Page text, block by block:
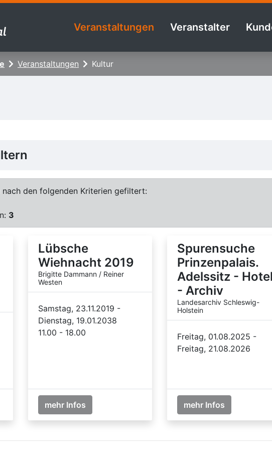
Veranstaltungen Veranstalter
Veranstaltungen Kultur
nach den folgenden Kriterien gefiltert:
3
Lübsche
Wiehnacht 2019
Brigitte Dammann / Reiner
Westen
Samstag, 23.11.2019 -
Dienstag, 19.01.2038
11.00 - 18.00
mehr Infos
Spurensuche
Prinzenpalais.
Adelssitz -
- Archiv
Landesarchiv Schleswig-
Holstein
Freitag, 01.08.2025 -
Freitag, 21.08.2026
mehr Infos